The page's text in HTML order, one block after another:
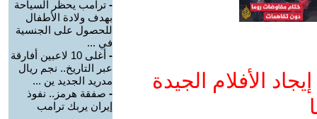
الأفلام الجيدة
- ترامب يحظر السياحة
بهدف ولادة الأطفال
للحصول على الجنسية
في ...
-
أغلى 10 لاعبين أفارقة
عبر التاريخ.. نجم ريال
مدريد الجديد ين ...
- صفقة هرمز.. نفوذ
إيران يربك ترامب